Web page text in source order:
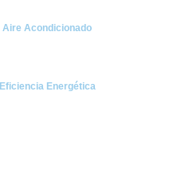
Aire Acondicionado
Eficiencia Energética